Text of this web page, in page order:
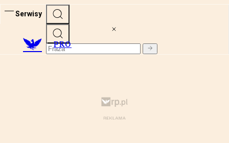
Serwisy
PRO